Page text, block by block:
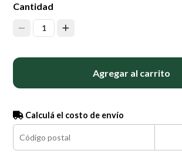
Cantidad
1
Agregar al carrito
Calculá el costo de envío